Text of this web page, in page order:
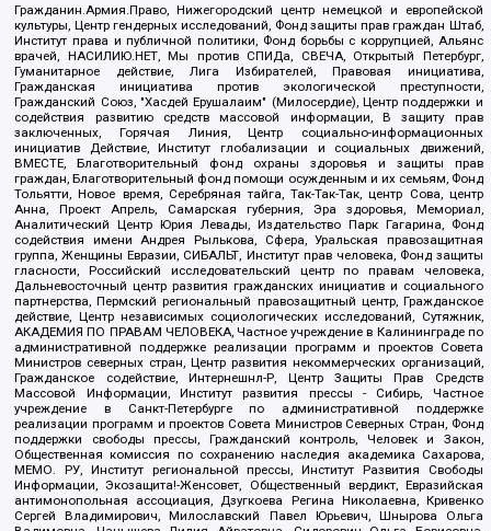
Гражданин.Армия.Право, Нижегородский центр немецкой и европейской
культуры, Центр гендерных исследований, Фонд защиты прав граждан Штаб,
Институт права и публичной политики, Фонд борьбы с коррупцией, Альянс
врачей, НАСИЛИЮ.НЕТ, Мы против СПИДа, СВЕЧА, Открытый Петербург,
Гуманитарное действие, Лига Избирателей, Правовая инициатива,
Гражданская инициатива против экологической преступности,
Гражданский Союз, "Хасдей Ерушалаим" (Милосердие), Центр поддержки и
содействия развитию средств массовой информации, В защиту прав
заключенных, Горячая Линия, Центр социально-информационных
инициатив Действие, Институт глобализации и социальных движений,
ВМЕСТЕ, Благотворительный фонд охраны здоровья и защиты прав
граждан, Благотворительный фонд помощи осужденным и их семьям, Фонд
Тольятти, Новое время, Серебряная тайга, Так-Так-Так, центр Сова, центр
Анна, Проект Апрель, Самарская губерния, Эра здоровья, Мемориал,
Аналитический Центр Юрия Левады, Издательство Парк Гагарина, Фонд
содействия имени Андрея Рылькова, Сфера, Уральская правозащитная
группа, Женщины Евразии, СИБАЛЬТ, Институт прав человека, Фонд защиты
гласности, Российский исследовательский центр по правам человека,
Дальневосточный центр развития гражданских инициатив и социального
партнерства, Пермский региональный правозащитный центр, Гражданское
действие, Центр независимых социологических исследований, Сутяжник,
АКАДЕМИЯ ПО ПРАВАМ ЧЕЛОВЕКА, Частное учреждение в Калининграде по
административной поддержке реализации программ и проектов Совета
Министров северных стран, Центр развития некоммерческих организаций,
Гражданское содействие, Интернешнл-Р, Центр Защиты Прав Средств
Массовой Информации, Институт развития прессы - Сибирь, Частное
учреждение в Санкт-Петербурге по административной поддержке
реализации программ и проектов Совета Министров Северных Стран, Фонд
поддержки свободы прессы, Гражданский контроль, Человек и Закон,
Общественная комиссия по сохранению наследия академика Сахарова,
МЕМО. РУ, Институт региональной прессы, Институт Развития Свободы
Информации, Экозащита!-Женсовет, Общественный вердикт, Евразийская
антимонопольная ассоциация, Дзугкоева Регина Николаевна, Кривенко
Сергей Владимирович, Милославский Павел Юрьевич, Шнырова Ольга